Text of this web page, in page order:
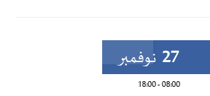
27 نوفمبر
08:00
-
18:00